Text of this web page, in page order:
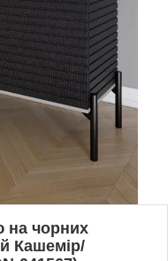
на чорних
Кашемір/